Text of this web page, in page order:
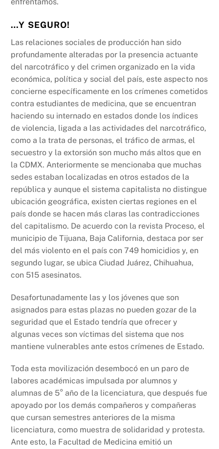
…Y SEGURO!
Las relaciones sociales de producción han sido
profundamente alteradas por la presencia actuante
del narcotráfico y del crimen organizado en la vida
económica, política y social del país, este aspecto nos
concierne específicamente en los crímenes cometidos
contra estudiantes de medicina, que se encuentran
haciendo su internado en estados donde los índices
de violencia, ligada a las actividades del narcotráfico,
como a la trata de personas, el tráfico de armas, el
secuestro y la extorsión son mucho más altos que en
la CDMX. Anteriormente se mencionaba que muchas
sedes estaban localizadas en otros estados de la
república y aunque el sistema capitalista no distingue
ubicación geográfica, existen ciertas regiones en el
país donde se hacen más claras las contradicciones
del capitalismo. De acuerdo con la revista Proceso, el
municipio de Tijuana, Baja California, destaca por ser
del más violento en el país con 749 homicidios y, en
segundo lugar, se ubica Ciudad Juárez, Chihuahua,
con 515 asesinatos.
Desafortunadamente las y los jóvenes que son
asignados para estas plazas no pueden gozar de la
seguridad que el Estado tendría que ofrecer y
algunas veces son víctimas del sistema que nos
mantiene vulnerables ante estos crímenes de Estado.
Toda esta movilización desembocó en un paro de
labores académicas impulsada por alumnos y
alumnas de 5° año de la licenciatura, que después fue
apoyado por los demás compañeros y compañeras
que cursan semestres anteriores de la misma
licenciatura, como muestra de solidaridad y protesta.
Ante esto, la Facultad de Medicina emitió un